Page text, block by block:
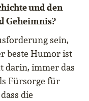
und den
Geheimnis?
sein,
beste Humor ist
darin, immer das
Fürsorge für
die